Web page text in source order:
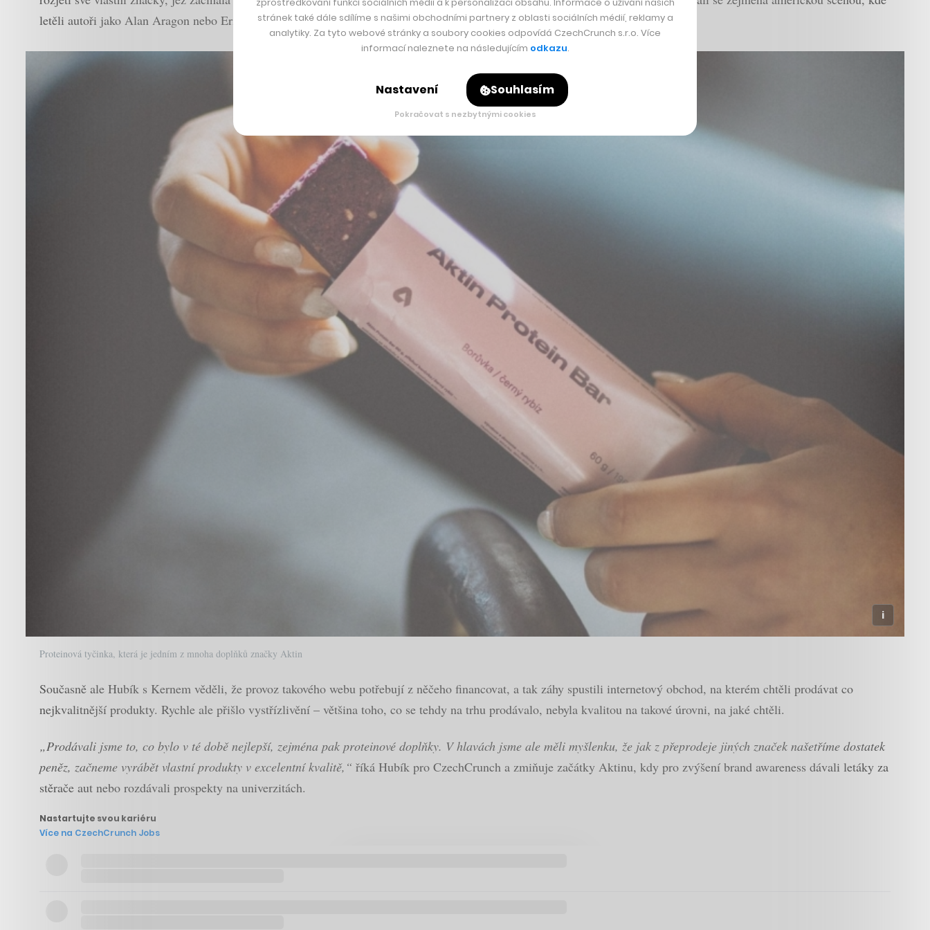
letěli autoři jako Alan Aragon nebo Eric Helms, kteří cvičení a výživě dobře rozuměli.
Proteinová tyčinka, která je jedním z mnoha doplňků značky Aktin
Současně ale Hubík s Kernem věděli, že provoz takového webu potřebují z něčeho financovat, a tak záhy spustili internetový obchod, na kterém chtěli prodávat co
nejkvalitnější produkty. Rychle ale přišlo vystřízlivění – většina toho, co se tehdy na trhu prodávalo, nebyla kvalitou na takové úrovni, na jaké chtěli.
„Prodávali jsme to, co bylo v té době nejlepší, zejména pak proteinové doplňky. V hlavách jsme ale měli myšlenku, že jak z přeprodeje jiných značek našetříme dostatek
peněz, začneme vyrábět vlastní produkty v excelentní kvalitě,“ říká Hubík pro CzechCrunch a zmiňuje začátky Aktinu, kdy pro zvýšení brand awareness dávali letáky za
stěrače aut nebo rozdávali prospekty na univerzitách.
Nastartujte svou kariéru
Více na CzechCrunch Jobs
stránek také dále sdílíme s našimi obchodními partnery z oblasti sociálních médií, reklamy a
analytiky. Za tyto webové stránky a soubory cookies odpovídá CzechCrunch s.r.o. Více
informací naleznete na následujícím odkazu.
Nastavení Souhlasím
Pokračovat s nezbytnými cookies